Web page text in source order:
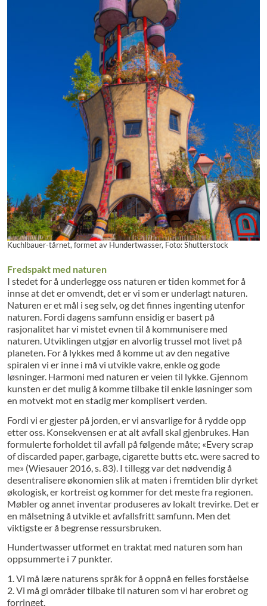
Kuchlbauer-tårnet, formet av Hundertwasser, Foto: Shutterstock
Fredspakt med naturen
I stedet for å underlegge oss naturen er tiden kommet for å
innse at det er omvendt, det er vi som er underlagt naturen.
Naturen er et mål i seg selv, og det finnes ingenting utenfor
naturen. Fordi dagens samfunn ensidig er basert på
rasjonalitet har vi mistet evnen til å kommunisere med
naturen. Utviklingen utgjør en alvorlig trussel mot livet på
planeten. For å lykkes med å komme ut av den negative
spiralen vi er inne i må vi utvikle vakre, enkle og gode
løsninger. Harmoni med naturen er veien til lykke. Gjennom
kunsten er det mulig å komme tilbake til enkle løsninger som
en motvekt mot en stadig mer komplisert verden.
Fordi vi er gjester på jorden, er vi ansvarlige for å rydde opp
etter oss. Konsekvensen er at alt avfall skal gjenbrukes. Han
formulerte forholdet til avfall på følgende måte; «Every scrap
of discarded paper, garbage, cigarette butts etc. were sacred to
me» (Wiesauer 2016, s. 83). I tillegg var det nødvendig å
desentralisere økonomien slik at maten i fremtiden blir dyrket
økologisk, er kortreist og kommer for det meste fra regionen.
Møbler og annet inventar produseres av lokalt trevirke. Det er
en målsetning å utvikle et avfallsfritt samfunn. Men det
viktigste er å begrense ressursbruken.
Hundertwasser utformet en traktat med naturen som han
oppsummerte i 7 punkter.
1. Vi må lære naturens språk for å oppnå en felles forståelse
2. Vi må gi områder tilbake til naturen som vi har erobret og
forringet.